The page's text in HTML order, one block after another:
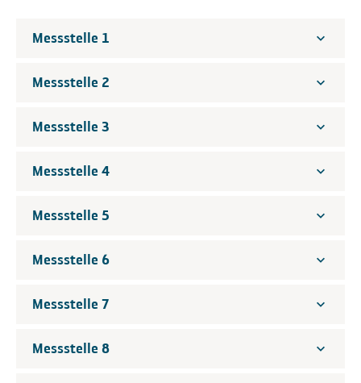
Messstelle 1
Messstelle 2
Messstelle 3
Messstelle 4
Messstelle 5
Messstelle 6
Messstelle 7
Messstelle 8